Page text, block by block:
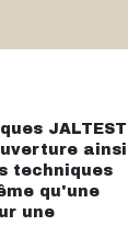
JALTEST
ainsi
techniques
qu'une
une